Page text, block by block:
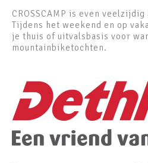
CROSSCAMP is even
Tijdens het weekend en op
je thuis of uitvalsbasis voor
mountainbiketochten.